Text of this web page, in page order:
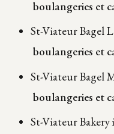
boulangeries et
St-Viateur Bagel
boulangeries et
St-Viateur Bagel
boulangeries et
St-Viateur Bakery